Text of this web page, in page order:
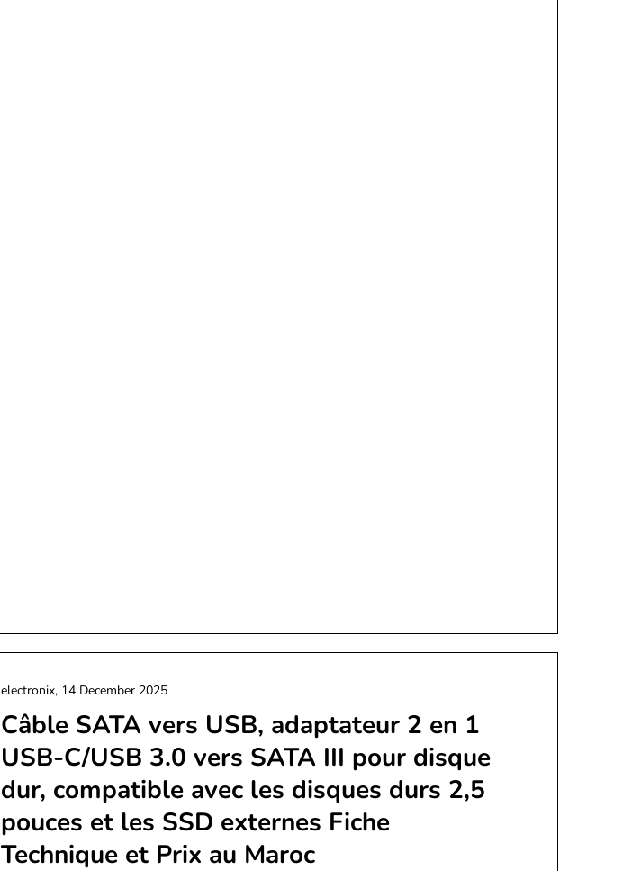
Câble SATA vers USB, adaptateur 2 en 1
USB-C/USB 3.0 vers SATA III pour disque
dur, compatible avec les disques durs 2,5
pouces et les SSD externes Fiche
Technique et Prix au Maroc
electronix, 14 December 2025